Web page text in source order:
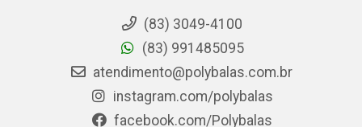
(83) 3049-4100
(83) 991485095
atendimento@polybalas.com.br
instagram.com/polybalas
facebook.com/Polybalas